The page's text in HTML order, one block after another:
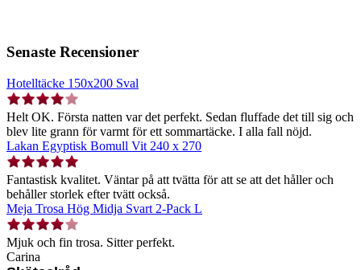
Senaste Recensioner
Hotelltäcke 150x200 Sval
Helt OK. Första natten var det perfekt. Sedan fluffade det till sig och
blev lite grann för varmt för ett sommartäcke. I alla fall nöjd.
Lakan Egyptisk Bomull Vit 240 x 270
Fantastisk kvalitet. Väntar på att tvätta för att se att det håller och
behåller storlek efter tvätt också.
Meja Trosa Hög Midja Svart 2-Pack L
Mjuk och fin trosa. Sitter perfekt.
Carina